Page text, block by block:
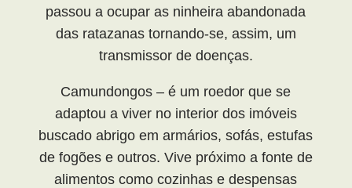
passou a ocupar as ninheira abandonada
das ratazanas tornando-se, assim, um
transmissor de doenças.
Camundongos – é um roedor que se
adaptou a viver no interior dos imóveis
buscado abrigo em armários, sofás, estufas
de fogões e outros. Vive próximo a fonte de
alimentos como cozinhas e despensas